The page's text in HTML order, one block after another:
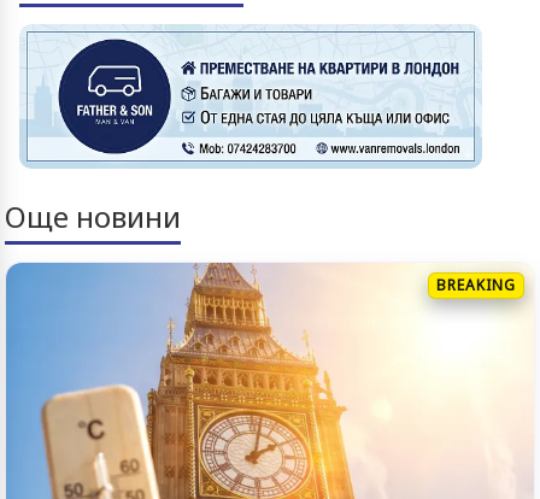
Още новини
BREAKING